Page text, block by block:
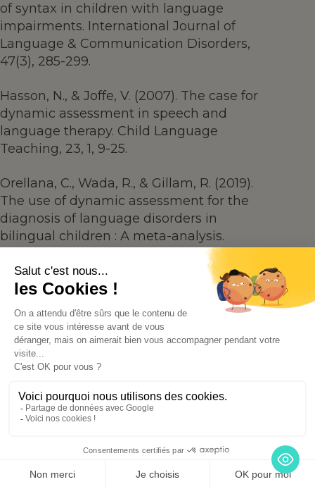
of syntax in children with language
impairments. International Journal of
Language & Communication Disorders,
47(3), 285-299.
Hasson, N., & Joffe, V. (2007). The case for
dynamic assessment in speech and
language therapy. Child Language
Teaching, 23, 1, 9-25.
Orellana, C., Wada, R., & Gillam, R. (2019).
The use of dynamic assessment for the
diagnosis of language disorders in
bilingual children : A meta-analysis.
American Journal of Speech-Language
Pathology, 28, 1298-1317.
Vygotsky, L. (1978). Mind in society : The
development of higher psychological
processes. Harvard University Press.
aimer aussi